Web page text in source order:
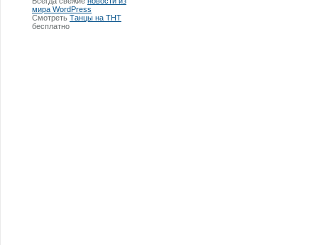
мира WordPress
Смотреть Танцы на ТНТ
бесплатно